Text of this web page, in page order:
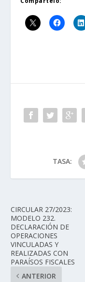
TASA:
CIRCULAR 27/2023:
MODELO 232.
DECLARACIÓN DE
OPERACIONES
VINCULADAS Y
REALIZADAS CON
PARAÍSOS FISCALES
ANTERIOR